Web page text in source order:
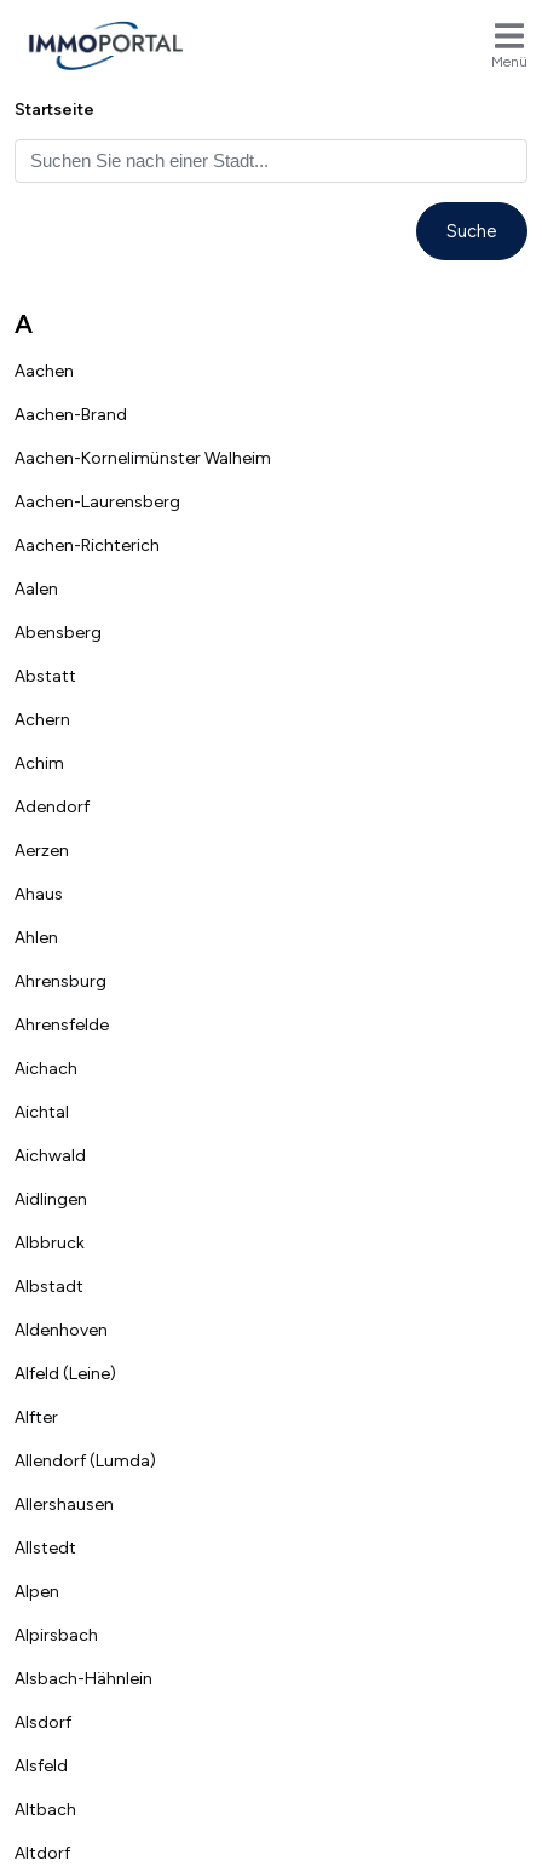
Menü
Breadcrumb
Startseite
A
Aachen
Aachen-Brand
Aachen-Kornelimünster Walheim
Aachen-Laurensberg
Aachen-Richterich
Aalen
Abensberg
Abstatt
Achern
Achim
Adendorf
Aerzen
Ahaus
Ahlen
Ahrensburg
Ahrensfelde
Aichach
Aichtal
Aichwald
Aidlingen
Albbruck
Albstadt
Aldenhoven
Alfeld (Leine)
Alfter
Allendorf (Lumda)
Allershausen
Allstedt
Alpen
Alpirsbach
Alsbach-Hähnlein
Alsdorf
Alsfeld
Altbach
Altdorf